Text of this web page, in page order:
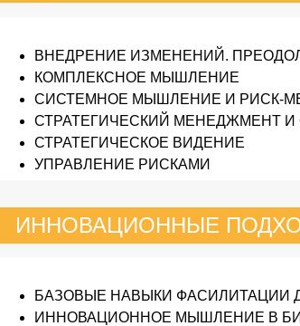
ИННОВАЦИОННЫЕ
БАЗОВЫЕ НАВЫКИ ФАСИЛИТАЦИИ
ИННОВАЦИОННОЕ МЫШЛЕНИЕ В
ВНЕДРЕНИЕ ИЗМЕНЕНИЙ.
КОМПЛЕКСНОЕ МЫШЛЕНИЕ
СИСТЕМНОЕ МЫШЛЕНИЕ И РИСК-
СТРАТЕГИЧЕСКИЙ МЕНЕДЖМЕНТ
СТРАТЕГИЧЕСКОЕ ВИДЕНИЕ
УПРАВЛЕНИЕ РИСКАМИ